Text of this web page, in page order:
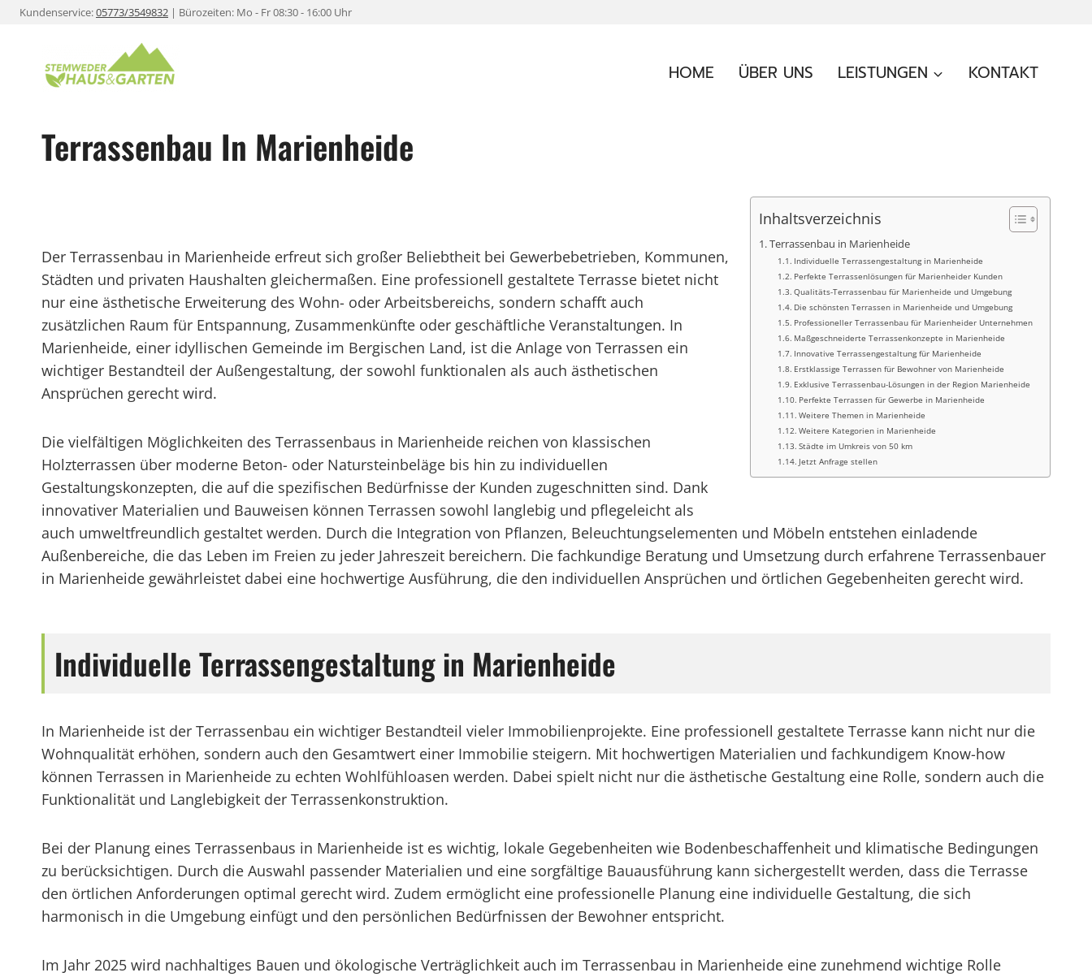
ZumKundenservice:05773/3549832 | Bürozeiten: Mo - Fr 08:30 - 16:00 Uhr
HOME ÜBER UNS LEISTUNGEN KONTAKT
Terrassenbau In Marienheide
Inhaltsverzeichnis
Terrassenbau in Marienheide
Individuelle Terrassengestaltung in Marienheide
Perfekte Terrassenlösungen für Marienheider Kunden
Qualitäts-Terrassenbau für Marienheide und Umgebung
Die schönsten Terrassen in Marienheide und Umgebung
Professioneller Terrassenbau für Marienheider Unternehmen
Maßgeschneiderte Terrassenkonzepte in Marienheide
Innovative Terrassengestaltung für Marienheide
Erstklassige Terrassen für Bewohner von Marienheide
Exklusive Terrassenbau-Lösungen in der Region Marienheide
Perfekte Terrassen für Gewerbe in Marienheide
Weitere Themen in Marienheide
Weitere Kategorien in Marienheide
Städte im Umkreis von 50 km
Jetzt Anfrage stellen
Der Terrassenbau in Marienheide erfreut sich großer Beliebtheit bei Gewerbebetrieben, Kommunen,
Städten und privaten Haushalten gleichermaßen. Eine professionell gestaltete Terrasse bietet nicht
nur eine ästhetische Erweiterung des Wohn- oder Arbeitsbereichs, sondern schafft auch
zusätzlichen Raum für Entspannung, Zusammenkünfte oder geschäftliche Veranstaltungen. In
Marienheide, einer idyllischen Gemeinde im Bergischen Land, ist die Anlage von Terrassen ein
wichtiger Bestandteil der Außengestaltung, der sowohl funktionalen als auch ästhetischen
Ansprüchen gerecht wird.
Die vielfältigen Möglichkeiten des Terrassenbaus in Marienheide reichen von klassischen
Holzterrassen über moderne Beton- oder Natursteinbeläge bis hin zu individuellen
Gestaltungskonzepten, die auf die spezifischen Bedürfnisse der Kunden zugeschnitten sind. Dank
innovativer Materialien und Bauweisen können Terrassen sowohl langlebig und pflegeleicht als
auch umweltfreundlich gestaltet werden. Durch die Integration von Pflanzen, Beleuchtungselementen und Möbeln entstehen einladende
Außenbereiche, die das Leben im Freien zu jeder Jahreszeit bereichern. Die fachkundige Beratung und Umsetzung durch erfahrene Terrassenbauer
in Marienheide gewährleistet dabei eine hochwertige Ausführung, die den individuellen Ansprüchen und örtlichen Gegebenheiten gerecht wird.
Individuelle Terrassengestaltung in Marienheide
In Marienheide ist der Terrassenbau ein wichtiger Bestandteil vieler Immobilienprojekte. Eine professionell gestaltete Terrasse kann nicht nur die
Wohnqualität erhöhen, sondern auch den Gesamtwert einer Immobilie steigern. Mit hochwertigen Materialien und fachkundigem Know-how
können Terrassen in Marienheide zu echten Wohlfühloasen werden. Dabei spielt nicht nur die ästhetische Gestaltung eine Rolle, sondern auch die
Funktionalität und Langlebigkeit der Terrassenkonstruktion.
Bei der Planung eines Terrassenbaus in Marienheide ist es wichtig, lokale Gegebenheiten wie Bodenbeschaffenheit und klimatische Bedingungen
zu berücksichtigen. Durch die Auswahl passender Materialien und eine sorgfältige Bauausführung kann sichergestellt werden, dass die Terrasse
den örtlichen Anforderungen optimal gerecht wird. Zudem ermöglicht eine professionelle Planung eine individuelle Gestaltung, die sich
harmonisch in die Umgebung einfügt und den persönlichen Bedürfnissen der Bewohner entspricht.
Im Jahr 2025 wird nachhaltiges Bauen und ökologische Verträglichkeit auch im Terrassenbau in Marienheide eine zunehmend wichtige Rolle